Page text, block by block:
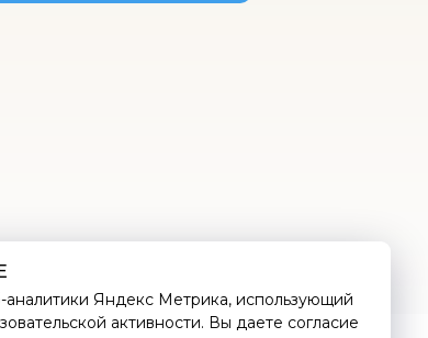
Яндекс Метрика, использующий
активности. Вы даете согласие